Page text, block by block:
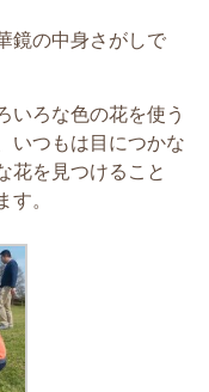
鏡の中身さがしで
いろな色の花を使う
いつもは目につかな
花を見つけること
す。